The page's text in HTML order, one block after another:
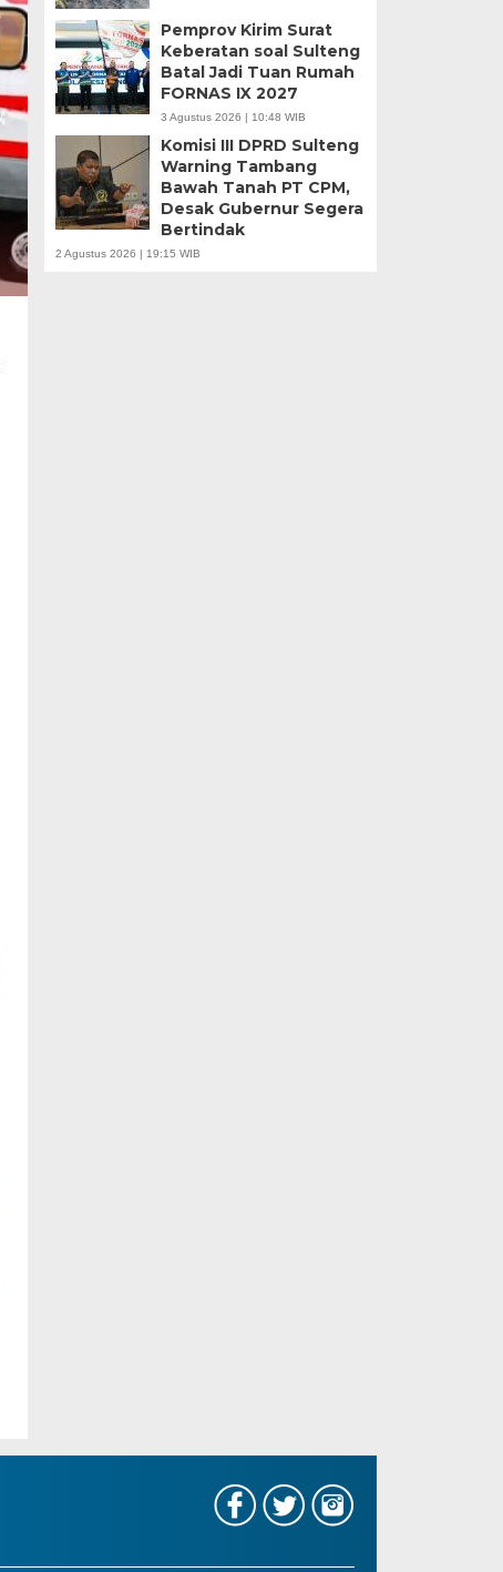
Pemprov Kirim Surat
Keberatan soal Sulteng
Batal Jadi Tuan Rumah
FORNAS IX 2027
3 Agustus 2026 | 10:48 WIB
Komisi III DPRD Sulteng
Warning Tambang
Bawah Tanah PT CPM,
Desak Gubernur Segera
Bertindak
2 Agustus 2026 | 19:15 WIB